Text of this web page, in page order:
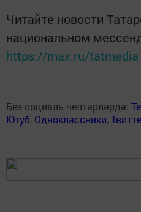
Читайте новости
национальном
https://max.ru/tatmedia
Без социаль челтәрләрдә:
Ютуб, Одноклассники,